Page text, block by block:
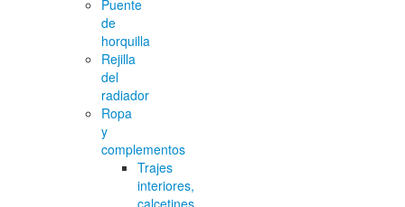
Puente
de
horquilla
Rejilla
del
radiador
Ropa
y
complementos
Trajes
interiores,
calcetines